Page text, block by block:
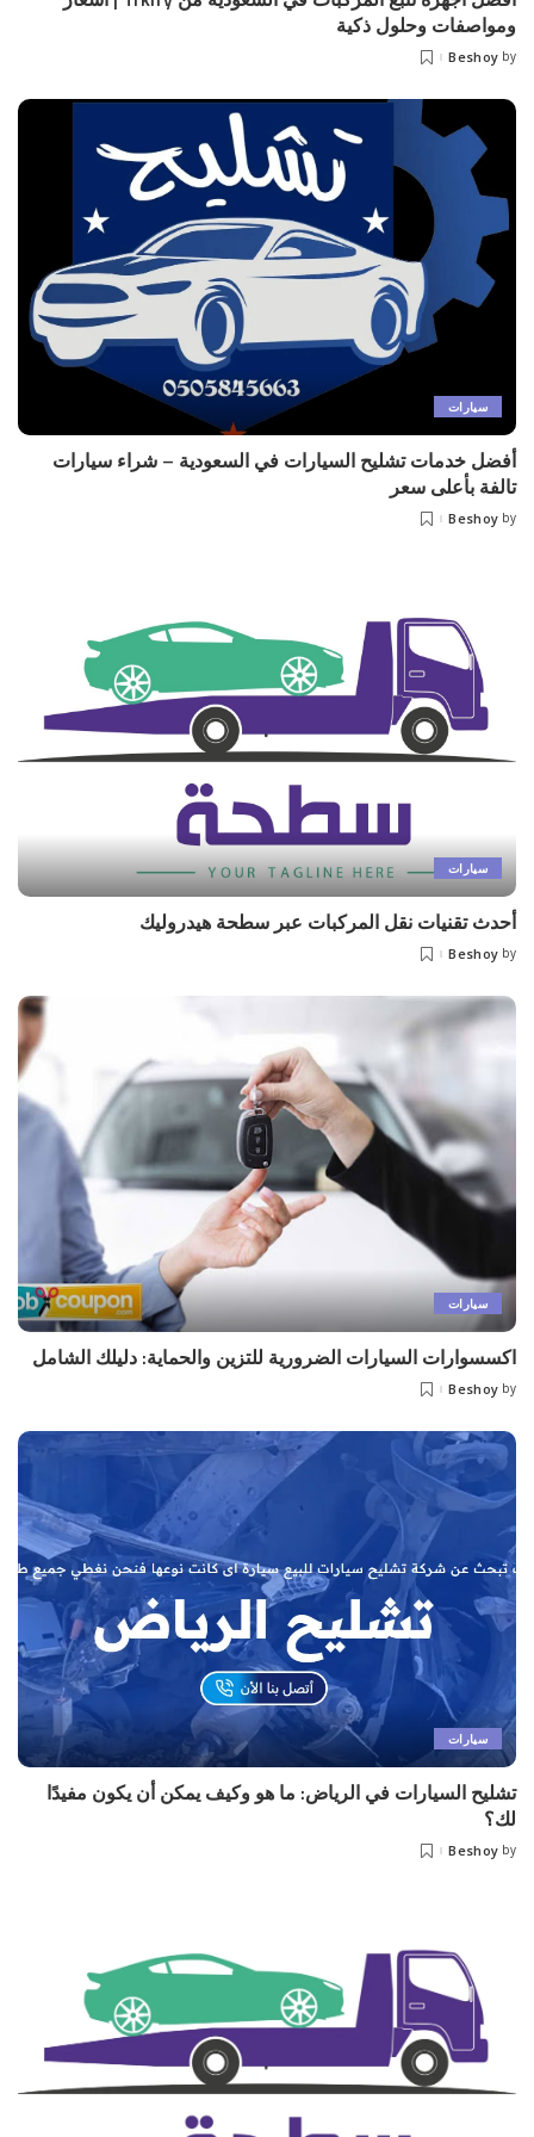
ومواصفات وحلول ذكية
Posted
by
Beshoy
سيارات
أفضل خدمات تشليح السيارات في السعودية – شراء سيارات
تالفة بأعلى سعر
Posted
by
Beshoy
سيارات
أحدث تقنيات نقل المركبات عبر سطحة هيدروليك
Posted
by
Beshoy
سيارات
اكسسوارات السيارات الضرورية للتزين والحماية: دليلك الشامل
Posted
by
Beshoy
سيارات
تشليح السيارات في الرياض: ما هو وكيف يمكن أن يكون مفيدًا
لك؟
Posted
by
Beshoy